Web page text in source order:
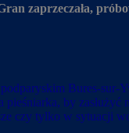
zaprzeczała,
Bures-
by
czy tylko w sytuacji